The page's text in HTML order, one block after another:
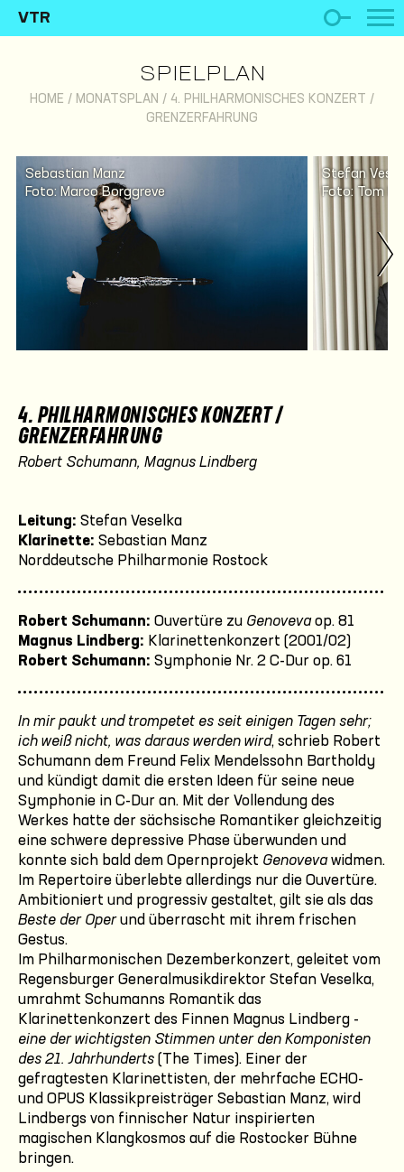
VTR
SPIELPLAN
HOME / MONATSPLAN / 4. PHILHARMONISCHES KONZERT /
GRENZERFAHRUNG
Sebastian Manz
Foto: Marco Borggreve
Stefan
Foto: Tom
4. PHILHARMONISCHES KONZERT /
GRENZERFAHRUNG
Robert Schumann, Magnus Lindberg
Leitung: Stefan Veselka
Klarinette: Sebastian Manz
Norddeutsche Philharmonie Rostock
Robert Schumann: Ouvertüre zu Genovevaop. 81
Magnus Lindberg: Klarinettenkonzert (2001/02)
Robert Schumann: Symphonie Nr. 2 C-Dur op. 61
In mir paukt und trompetet es seit einigen Tagen sehr;
ich weiß nicht, was daraus werden wird, schrieb Robert
Schumann dem Freund Felix Mendelssohn Bartholdy
und kündigt damit die ersten Ideen für seine neue
Symphonie in C-Dur an. Mit der Vollendung des
Werkes hatte der sächsische Romantiker gleichzeitig
eine schwere depressive Phase überwunden und
konnte sich bald dem Opernprojekt Genovevawidmen.
Im Repertoire überlebte allerdings nur die Ouvertüre.
Ambitioniert und progressiv gestaltet, gilt sie als das
Beste der Operund überrascht mit ihrem frischen
Gestus.
Im Philharmonischen Dezemberkonzert, geleitet vom
Regensburger Generalmusikdirektor Stefan Veselka,
umrahmt Schumanns Romantik das
Klarinettenkonzert des Finnen Magnus Lindberg -
eine der wichtigsten Stimmen unter den Komponisten
des 21. Jahrhunderts (The Times). Einer der
gefragtesten Klarinettisten, der mehrfache ECHO-
und OPUS Klassikpreisträger Sebastian Manz, wird
Lindbergs von finnischer Natur inspirierten
magischen Klangkosmos auf die Rostocker Bühne
bringen.